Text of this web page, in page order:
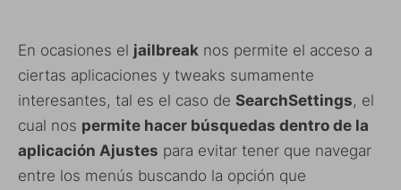
En ocasiones el jailbreak nos permite el acceso a
ciertas aplicaciones y tweaks sumamente
interesantes, tal es el caso de SearchSettings, el
cual nos permite hacer búsquedas dentro de la
aplicación Ajustes para evitar tener que navegar
entre los menús buscando la opción que